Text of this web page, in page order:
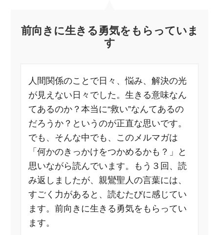
前向きに生きる勇気をもらっていま
す
人間関係のことで日々、悩み、解決の光
が見えない日々でした。生きる意味なん
てあるのか？本当に“救い”なんてあるの
だろうか？というのが正直な思いです。
でも、そんな中でも、このメルマガは
「何かのきっかけをつかめるかも？」と
思いながら読んでいます。もう３回、読
み返しましたが、親鸞聖人の言葉には、
すごく力があると、読むたびに感じてい
ます。前向きに生きる勇気をもらってい
ます。